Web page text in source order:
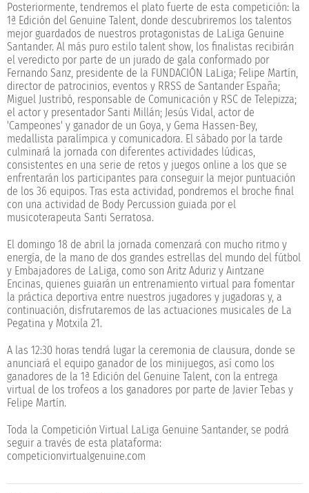
Posteriormente, tendremos el plato fuerte de esta competición: la
1ª Edición del Genuine Talent, donde descubriremos los talentos
mejor guardados de nuestros protagonistas de LaLiga Genuine
Santander. Al más puro estilo talent show, los finalistas recibirán
el veredicto por parte de un jurado de gala conformado por
Fernando Sanz, presidente de la FUNDACIÓN LaLiga; Felipe Martín,
director de patrocinios, eventos y RRSS de Santander España;
Miguel Justribó, responsable de Comunicación y RSC de Telepizza;
el actor y presentador Santi Millán; Jesús Vidal, actor de
'Campeones' y ganador de un Goya, y Gema Hassen-Bey,
medallista paralímpica y comunicadora. El sábado por la tarde
culminará la jornada con diferentes actividades lúdicas,
consistentes en una serie de retos y juegos online a los que se
enfrentarán los participantes para conseguir la mejor puntuación
de los 36 equipos. Tras esta actividad, pondremos el broche final
con una actividad de Body Percussion guiada por el
musicoterapeuta Santi Serratosa.
El domingo 18 de abril la jornada comenzará con mucho ritmo y
energía, de la mano de dos grandes estrellas del mundo del fútbol
y Embajadores de LaLiga, como son Aritz Aduriz y Aintzane
Encinas, quienes guiarán un entrenamiento virtual para fomentar
la práctica deportiva entre nuestros jugadores y jugadoras y, a
continuación, disfrutaremos de las actuaciones musicales de La
Pegatina y Motxila 21.
A las 12:30 horas tendrá lugar la ceremonia de clausura, donde se
anunciará el equipo ganador de los minijuegos, así como los
ganadores de la 1ª Edición del Genuine Talent, con la entrega
virtual de los trofeos a los ganadores por parte de Javier Tebas y
Felipe Martín.
Toda la Competición Virtual LaLiga Genuine Santander, se podrá
seguir a través de esta plataforma:
competicionvirtualgenuine.com